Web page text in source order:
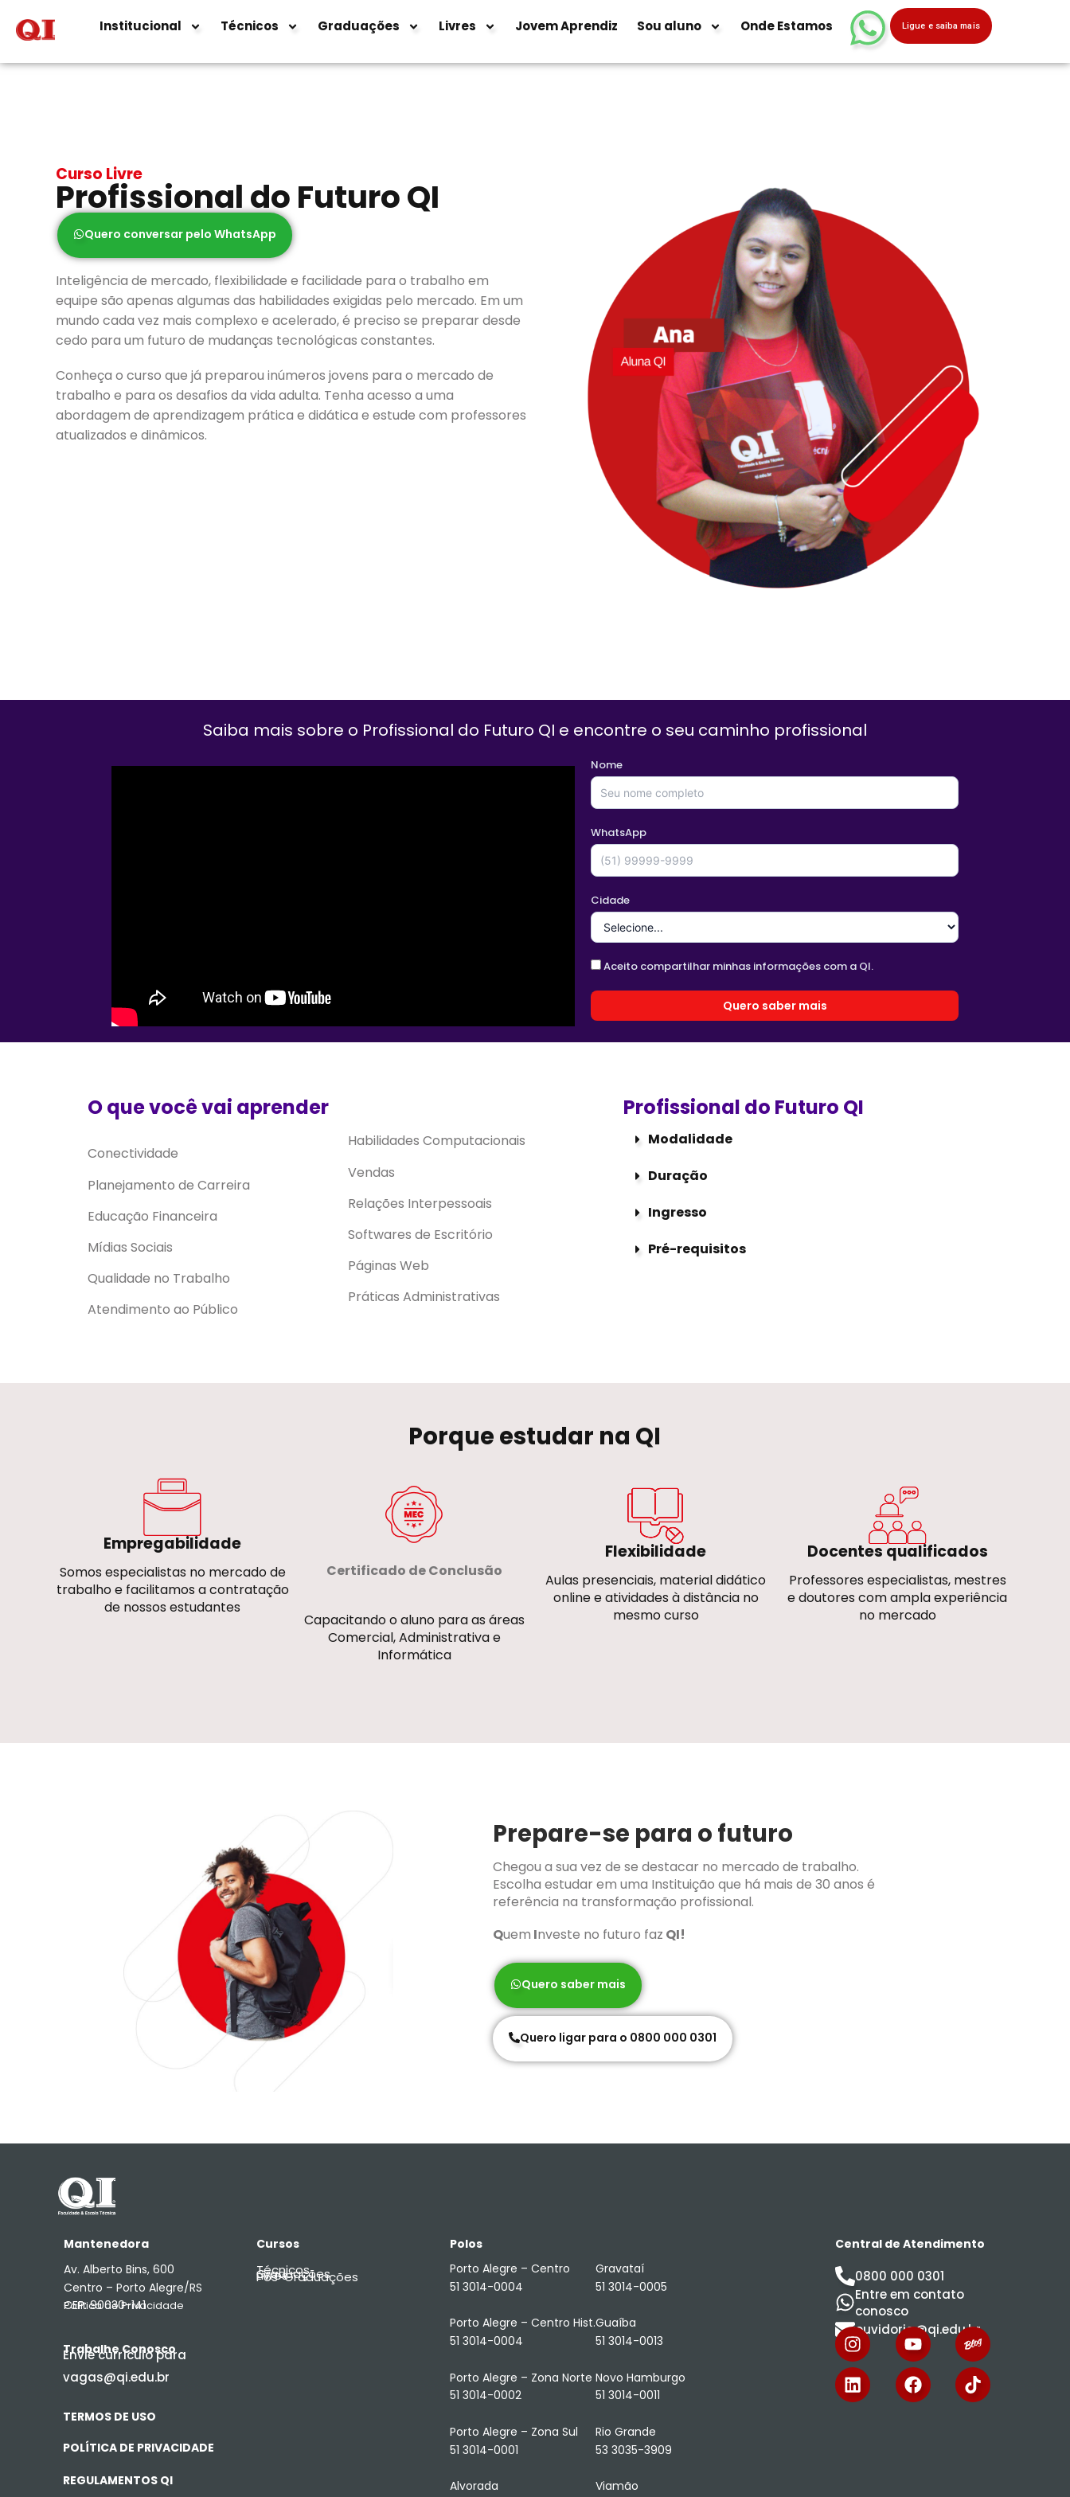
Institucional Técnicos Graduações Livres Jovem Aprendiz Sou aluno Onde Estamos Ligue e saiba mais
Curso Livre
Profissional do Futuro QI
Quero conversar pelo WhatsApp
Inteligência de mercado, flexibilidade e facilidade para o trabalho em
equipe são apenas algumas das habilidades exigidas pelo mercado. Em um
mundo cada vez mais complexo e acelerado, é preciso se preparar desde
cedo para um futuro de mudanças tecnológicas constantes.
Conheça o curso que já preparou inúmeros jovens para o mercado de
trabalho e para os desafios da vida adulta. Tenha acesso a uma
abordagem de aprendizagem prática e didática e estude com professores
atualizados e dinâmicos.
Saiba mais sobre o Profissional do Futuro QI e encontre o seu caminho profissional
Nome
WhatsApp
Cidade
Aceito compartilhar minhas informações com a QI.
Quero saber mais
O que você vai aprender
Conectividade
Planejamento de Carreira
Educação Financeira
Mídias Sociais
Qualidade no Trabalho
Atendimento ao Público
Habilidades Computacionais
Vendas
Relações Interpessoais
Softwares de Escritório
Páginas Web
Práticas Administrativas
Profissional do Futuro QI
Modalidade
Duração
Ingresso
Pré-requisitos
Porque estudar na QI
Empregabilidade
Somos especialistas no mercado de
trabalho e facilitamos a contratação
de nossos estudantes
Certificado de Conclusão
Capacitando o aluno para as áreas
Comercial, Administrativa e
Informática
Flexibilidade
Aulas presenciais, material didático
online e atividades à distância no
mesmo curso
Docentes qualificados
Professores especialistas, mestres
e doutores com ampla experiência
no mercado
Prepare-se para o futuro
Chegou a sua vez de se destacar no mercado de trabalho.
Escolha estudar em uma Instituição que há mais de 30 anos é
referência na transformação profissional.
Quem Investe no futuro faz QI!
Quero saber mais
Quero ligar para o 0800 000 0301
Mantenedora
Av. Alberto Bins, 600
Centro – Porto Alegre/RS
CEP: 90030-141
Política de Privacidade
Trabalhe Conosco
Envie currículo para
vagas@qi.edu.br
TERMOS DE USO
POLÍTICA DE PRIVACIDADE
REGULAMENTOS QI
Cursos
Técnicos
Graduações
Livres
Pós-Graduações
Polos
Porto Alegre – Centro
51 3014-0004
Porto Alegre – Centro Hist.
51 3014-0004
Porto Alegre – Zona Norte
51 3014-0002
Porto Alegre – Zona Sul
51 3014-0001
Alvorada
Gravataí
51 3014-0005
Guaíba
51 3014-0013
Novo Hamburgo
51 3014-0011
Rio Grande
53 3035-3909
Viamão
Central de Atendimento
0800 000 0301
Entre em contato
conosco
ouvidoria@qi.edu.br